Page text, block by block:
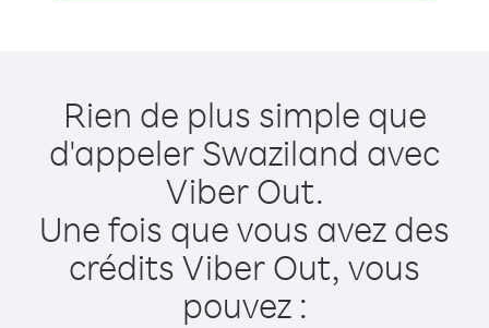
Rien de plus simple que
d'appeler Swaziland avec
Viber Out.
Une fois que vous avez des
crédits Viber Out, vous
pouvez :